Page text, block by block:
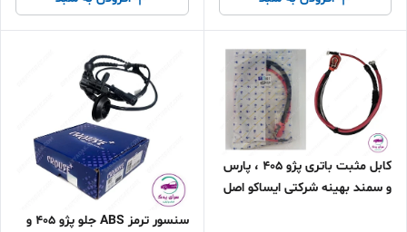
کابل مثبت باتری پژو 405 ، پارس
و سمند بهینه شرکتی ایساکو اصل
سنسور ترمز ABS جلو پژو 405 و